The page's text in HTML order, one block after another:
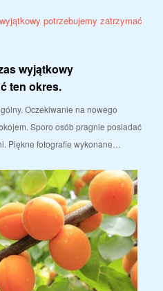
wyjątkowy
ten okres.
Oczekiwanie na nowego
Sporo osób pragnie posiadać
Piękne fotografie wykonane…